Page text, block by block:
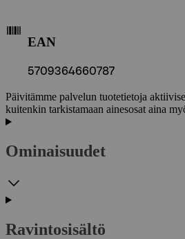
EAN
5709364660787
Päivitämme palvelun tuotetietoja
kuitenkin tarkistamaan ainesosat aina
Ominaisuudet
Ravintosisältö